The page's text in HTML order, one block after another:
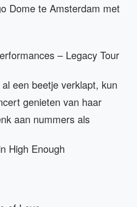
Dome te Amsterdam met
– Legacy Tour
een beetje verklapt, kun
genieten van haar
aan nummers als
High Enough